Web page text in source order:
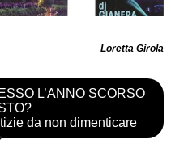
Loretta Girola
L’ANNO SCORSO
da non dimenticare